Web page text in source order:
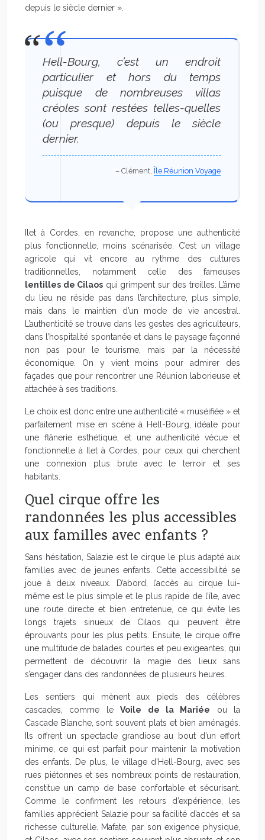
depuis le siècle dernier ».
Hell-Bourg, c’est un endroit
particulier et hors du temps
puisque de nombreuses villas
créoles sont restées telles-quelles
(ou presque) depuis le siècle
dernier.
– Clément, Île Réunion Voyage
Ilet à Cordes, en revanche, propose une authenticité
plus fonctionnelle, moins scénarisée. C’est un village
agricole qui vit encore au rythme des cultures
traditionnelles, notamment celle des fameuses
lentilles de Cilaos qui grimpent sur des treilles. L’âme
du lieu ne réside pas dans l’architecture, plus simple,
mais dans le maintien d’un mode de vie ancestral.
L’authenticité se trouve dans les gestes des agriculteurs,
dans l’hospitalité spontanée et dans le paysage façonné
non pas pour le tourisme, mais par la nécessité
économique. On y vient moins pour admirer des
façades que pour rencontrer une Réunion laborieuse et
attachée à ses traditions.
Le choix est donc entre une authenticité « muséifiée » et
parfaitement mise en scène à Hell-Bourg, idéale pour
une flânerie esthétique, et une authenticité vécue et
fonctionnelle à Ilet à Cordes, pour ceux qui cherchent
une connexion plus brute avec le terroir et ses
habitants.
Quel cirque offre les
randonnées les plus accessibles
aux familles avec enfants ?
Sans hésitation, Salazie est le cirque le plus adapté aux
familles avec de jeunes enfants. Cette accessibilité se
joue à deux niveaux. D’abord, l’accès au cirque lui-
même est le plus simple et le plus rapide de l’île, avec
une route directe et bien entretenue, ce qui évite les
longs trajets sinueux de Cilaos qui peuvent être
éprouvants pour les plus petits. Ensuite, le cirque offre
une multitude de balades courtes et peu exigeantes, qui
permettent de découvrir la magie des lieux sans
s’engager dans des randonnées de plusieurs heures.
Les sentiers qui mènent aux pieds des célèbres
cascades, comme leVoile de la Mariée ou la
Cascade Blanche, sont souvent plats et bien aménagés.
Ils offrent un spectacle grandiose au bout d’un effort
minime, ce qui est parfait pour maintenir la motivation
des enfants. De plus, le village d’Hell-Bourg, avec ses
rues piétonnes et ses nombreux points de restauration,
constitue un camp de base confortable et sécurisant.
Comme le confirment les retours d’expérience, les
familles apprécient Salazie pour sa facilité d’accès et sa
richesse culturelle. Mafate, par son exigence physique,